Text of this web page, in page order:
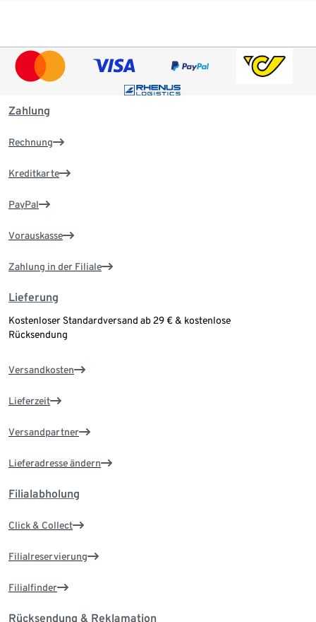
Zahlung
Rechnung
Kreditkarte
PayPal
Vorauskasse
Zahlung in der Filiale
Lieferung
Kostenloser Standardversand ab 29 € & kostenlose
Rücksendung
Versandkosten
Lieferzeit
Versandpartner
Lieferadresse ändern
Filialabholung
Click & Collect
Filialreservierung
Filialfinder
Rücksendung & Reklamation